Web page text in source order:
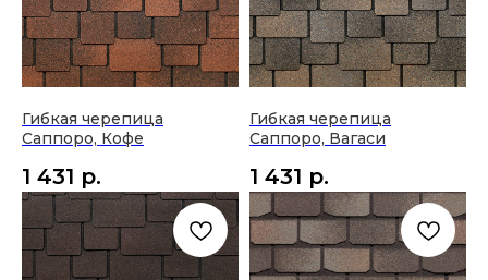
Гибкая черепица
Саппоро, Кофе
1 431 р.
Гибкая черепица
Саппоро, Вагаси
1 431 р.